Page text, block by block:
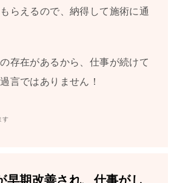
らえるので、納得して施術に通
存在があるから、仕事が続けて
言ではありません！
す
早期改善され、仕事がし